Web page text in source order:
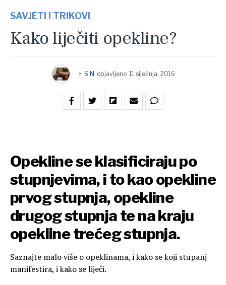
SAVJETI I TRIKOVI
Kako liječiti opekline?
> S N objavljeno 11 siječnja, 2016
Opekline se klasificiraju po
stupnjevima, i to kao opekline
prvog stupnja, opekline
drugog stupnja te na kraju
opekline trećeg stupnja.
Saznajte malo više o opeklinama, i kako se koji stupanj
manifestira, i kako se liječi.